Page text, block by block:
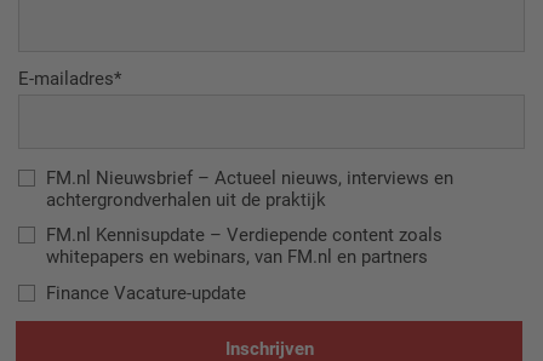
E-mailadres
FM.nl Nieuwsbrief – Actueel nieuws, interviews en
achtergrondverhalen uit de praktijk
FM.nl Kennisupdate – Verdiepende content zoals
whitepapers en webinars, van FM.nl en partners
Finance Vacature-update
Inschrijven